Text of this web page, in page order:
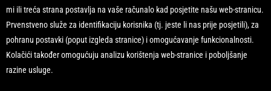
mi ili treća strana postavlja na vaše računalo kad posjetite našu web-stranicu.
Prvenstveno služe za identifikaciju korisnika (tj. jeste li nas prije posjetili), za
pohranu postavki (poput izgleda stranice) i omogućavanje funkcionalnosti.
Kolačići također omogućuju analizu korištenja web-stranice i poboljšanje
razine usluge.